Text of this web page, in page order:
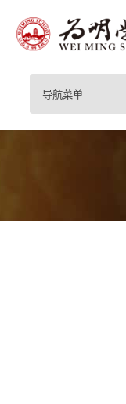
导航菜单